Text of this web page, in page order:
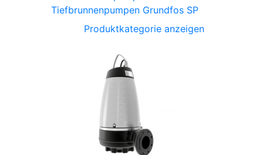
Tiefbrunnenpumpen Grundfos SP
Produktkategorie anzeigen